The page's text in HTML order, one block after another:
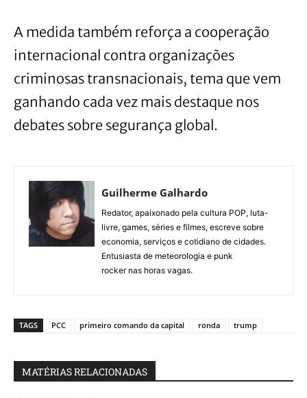
A medida também reforça a cooperação
internacional contra organizações
criminosas transnacionais, tema que vem
ganhando cada vez mais destaque nos
debates sobre segurança global.
Guilherme Galhardo
Redator, apaixonado pela cultura POP, luta-
livre, games, séries e filmes, escreve sobre
economia, serviços e cotidiano de cidades.
Entusiasta de meteorologia e punk
rocker nas horas vagas.
TAGS PCC primeiro comando da capital ronda trump
MATÉRIAS RELACIONADAS